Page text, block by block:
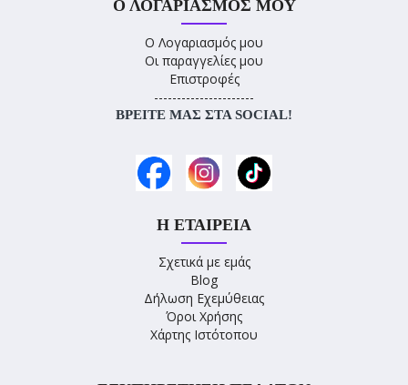
Ο ΛΟΓΑΡΙΑΣΜΌΣ ΜΟΥ
Ο Λογαριασμός μου
Οι παραγγελίες μου
Επιστροφές
----------------------
ΒΡΕΊΤΕ ΜΑΣ ΣΤΑ SOCIAL!
Η ΕΤΑΙΡΕΊΑ
Σχετικά με εμάς
Blog
Δήλωση Εχεμύθειας
Όροι Χρήσης
Χάρτης Ιστότοπου